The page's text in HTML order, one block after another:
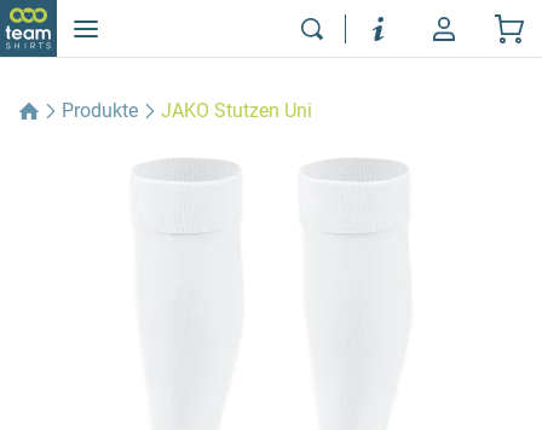
Produkte JAKO Stutzen Uni